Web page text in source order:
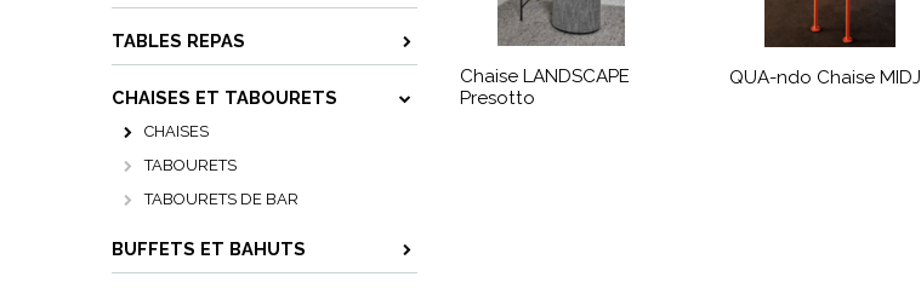
TABLES REPAS
CHAISES ET TABOURETS
CHAISES
TABOURETS
TABOURETS DE BAR
BUFFETS ET BAHUTS
Chaise LANDSCAPE
Presotto
QUA-ndo Chaise MIDJ